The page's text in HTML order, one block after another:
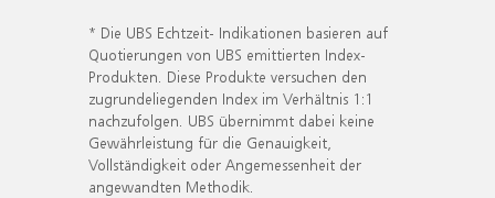
* Die UBS Echtzeit- Indikationen basieren auf
Quotierungen von UBS emittierten Index-
Produkten. Diese Produkte versuchen den
zugrundeliegenden Index im Verhältnis 1:1
nachzufolgen. UBS übernimmt dabei keine
Gewährleistung für die Genauigkeit,
Vollständigkeit oder Angemessenheit der
angewandten Methodik.